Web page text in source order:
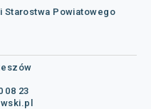
Starostwa Powiatowego
08 23